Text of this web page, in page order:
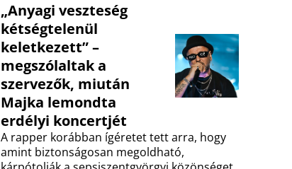
„Anyagi veszteség
kétségtelenül
keletkezett” –
megszólaltak a
szervezők, miután
Majka lemondta
erdélyi koncertjét
A rapper korábban ígéretet tett arra, hogy
amint biztonságosan megoldható,